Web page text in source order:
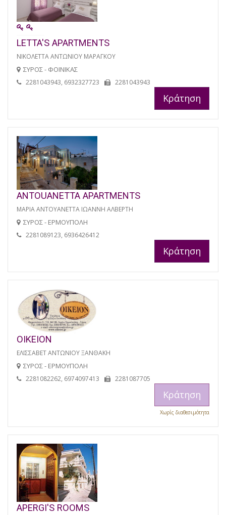
LETTA'S APARTMENTS
ΝΙΚΟΛΕΤΤΑ ΑΝΤΩΝΙΟΥ ΜΑΡΑΓΚΟΥ
ΣΥΡΟΣ - ΦΟΙΝΙΚΑΣ
2281043943, 6932327723 2281043943
Κράτηση
ANTOUANETTA APARTMENTS
ΜΑΡΙΑ ΑΝΤΟΥΑΝΕΤΤΑ ΙΩΑΝΝΗ ΑΛΒΕΡΤΗ
ΣΥΡΟΣ - ΕΡΜΟΥΠΟΛΗ
2281089123, 6936426412
Κράτηση
ΟΙΚΕΙΟΝ
ΕΛΙΣΣΑΒΕΤ ΑΝΤΩΝΙΟΥ ΞΑΝΘΑΚΗ
ΣΥΡΟΣ - ΕΡΜΟΥΠΟΛΗ
2281082262, 6974097413 2281087705
Κράτηση
Χωρίς διαθεσιμότητα
APERGI'S ROOMS